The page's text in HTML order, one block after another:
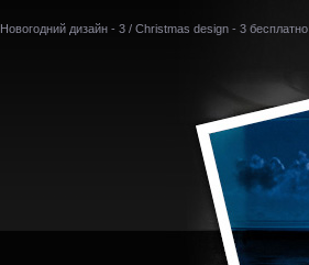
Новогодний дизайн - 3 / Christmas design - 3 бесплатно